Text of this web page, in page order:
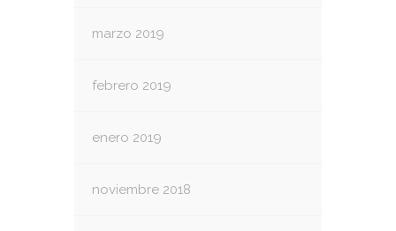
marzo 2019
febrero 2019
enero 2019
noviembre 2018